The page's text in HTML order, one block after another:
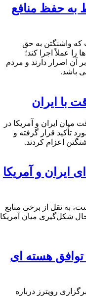
به حفظ منافع
که واشنگتن به حق
را عملاً اجرا کند؛
آن اصرار دارند و مردم
باشد.
با ایران
میان ایران و آمریکا در
تأکید قرار گرفته و
اعزام کردند.
ایران و آمریکا
به نقل از برخی منابع
شکل‌گیری میان آمریکا
توافق هسته ای
رویترز درباره